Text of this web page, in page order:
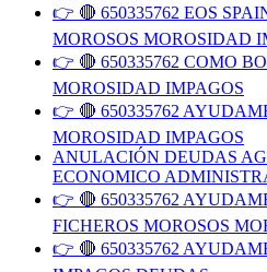
👉 🔴 650335762 EOS
MOROSOS MOROSIDAD
👉 🔴 650335762 COMO
MOROSIDAD IMPAGOS
👉 🔴 650335762
MOROSIDAD IMPAGOS
ANULACIÓN DEUDAS
ECONOMICO
👉 🔴 650335762
FICHEROS MOROSOS
👉 🔴 650335762